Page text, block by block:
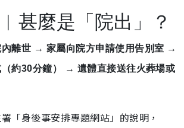
甚麼是「院出」？
內離世 → 家屬向院方申請使用告別室 →
約30分鐘） → 遺體直接送往火葬場或
「身後事安排專題網站」的說明，